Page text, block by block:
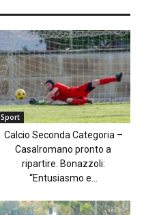
Sport
Calcio Seconda Categoria –
Casalromano pronto a
ripartire. Bonazzoli:
“Entusiasmo e...